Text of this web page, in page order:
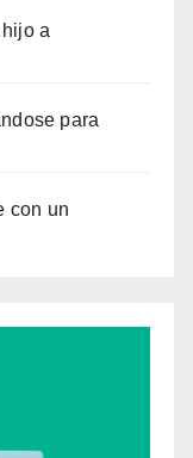
a
para
con un